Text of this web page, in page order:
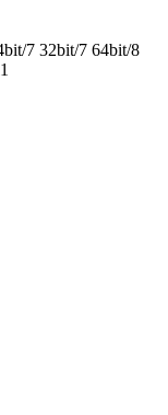
7 32bit/7 64bit/8